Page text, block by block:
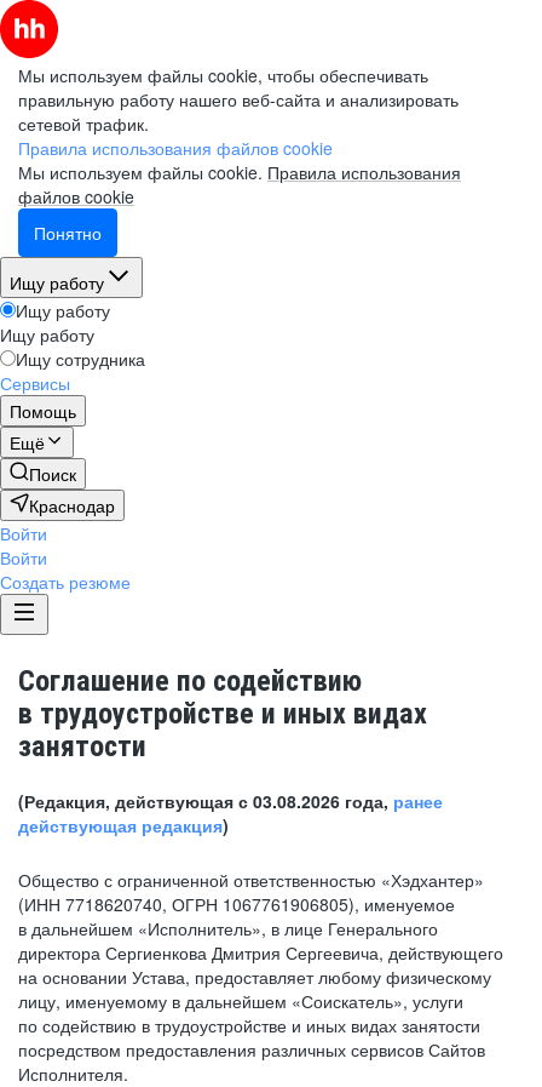
Мы используем файлы cookie, чтобы обеспечивать
правильную работу нашего веб-сайта и анализировать
сетевой трафик.
Правила использования файлов cookie
Мы используем файлы cookie. Правила использования
файлов cookie
Понятно
Ищу работу
Ищу работу
Ищу работу
Ищу сотрудника
Сервисы
Помощь
Ещё
Поиск
Краснодар
Войти
Войти
Создать резюме
Соглашение по содействию
в трудоустройстве и иных видах
занятости
(Редакция, действующая с 03.08.2026 года, ранее
действующая редакция)
Общество с ограниченной ответственностью «Хэдхантер»
(ИНН 7718620740, ОГРН 1067761906805), именуемое
в дальнейшем «Исполнитель», в лице Генерального
директора Сергиенкова Дмитрия Сергеевича, действующего
на основании Устава, предоставляет любому физическому
лицу, именуемому в дальнейшем «Соискатель», услуги
по содействию в трудоустройстве и иных видах занятости
посредством предоставления различных сервисов Сайтов
Исполнителя.